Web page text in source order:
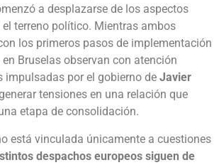
a desplazarse de los aspectos
terreno político. Mientras ambos
los primeros pasos de implementación
Bruselas observan con atención
impulsadas por el gobierno de Javier
tensiones en una relación que
etapa de consolidación.
está vinculada únicamente a cuestiones
despachos europeos siguen de